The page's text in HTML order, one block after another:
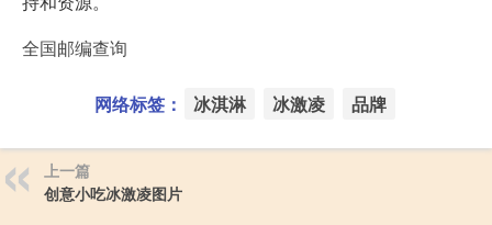
全国邮编查询
网络标签： 冰淇淋 冰激凌 品牌
上一篇
创意小吃冰激凌图片